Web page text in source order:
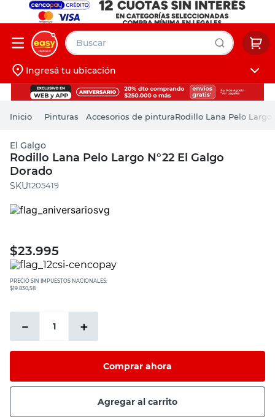
Buscar
Iniciá sesión
Ingresá tu ubicación
Pinturas Accesorios de pinturaRodillo Lana Pelo Largo
El Galgo
Rodillo Lana Pelo Largo N°22 El Galgo
Dorado
:1205419
$23.995
PRECIO SIN IMPUESTOS NACIONALES:
$19.830,58
＋
－
Comprar ahora
Agregar al carrito
muebles
pintura
escritorio
puertas
placard